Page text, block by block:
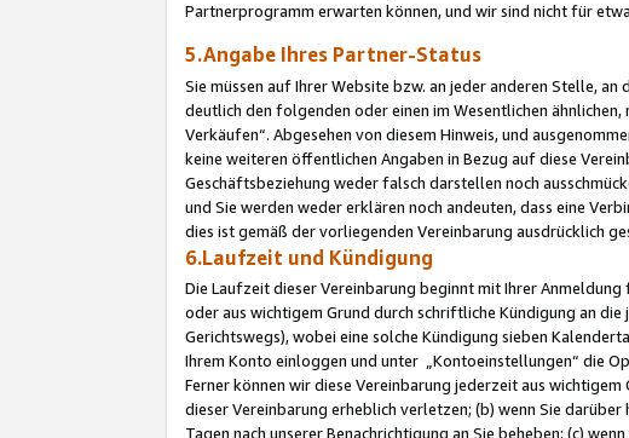
Partnerprogramm erwarten können, und wir sind nicht für
5.Angabe Ihres Partner-Status
Sie müssen auf Ihrer Website bzw. an jeder anderen Stelle,
deutlich den folgenden oder einen im Wesentlichen
Verkäufen“. Abgesehen von diesem Hinweis, und
keine weiteren öffentlichen Angaben in Bezug auf diese
Geschäftsbeziehung weder falsch darstellen noch
und Sie werden weder erklären noch andeuten, dass eine
dies ist gemäß der vorliegenden Vereinbarung ausdrücklich
6.Laufzeit und Kündigung
Die Laufzeit dieser Vereinbarung beginnt mit Ihrer
oder aus wichtigem Grund durch schriftliche Kündigung an
Gerichtswegs), wobei eine solche Kündigung sieben
Ihrem Konto einloggen und unter „Kontoeinstellungen“ die
Ferner können wir diese Vereinbarung jederzeit aus
dieser Vereinbarung erheblich verletzen; (b) wenn Sie
Tagen nach unserer Benachrichtigung an Sie beheben; (c)